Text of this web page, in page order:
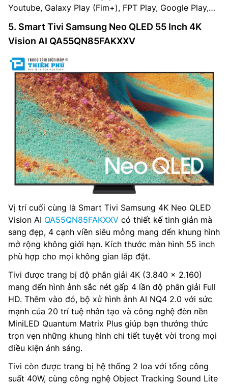
Youtube, Galaxy Play (Fim+), FPT Play, Google Play,…
5. Smart Tivi Samsung Neo QLED 55 Inch 4K
Vision AI QA55QN85FAKXXV
Vị trí cuối cùng là Smart Tivi Samsung 4K Neo QLED
Vision AI QA55QN85FAKXXV có thiết kế tinh giản mà
sang đẹp, 4 cạnh viền siêu mỏng mang đến khung hình
mở rộng không giới hạn. Kích thước màn hình 55 inch
phù hợp cho mọi không gian lắp đặt.
Tivi được trang bị độ phân giải 4K (3.840 x 2.160)
mang đến hình ảnh sắc nét gấp 4 lần độ phân giải Full
HD. Thêm vào đó, bộ xử hình ảnh AI NQ4 2.0 với sức
mạnh của 20 trí tuệ nhân tạo và công nghệ đèn nền
MiniLED Quantum Matrix Plus giúp bạn thưởng thức
trọn vẹn những khung hình chi tiết tuyệt vời trong mọi
điều kiện ánh sáng.
Tivi còn được trang bị hệ thống 2 loa với tổng công
suất 40W, cùng công nghệ Object Tracking Sound Lite